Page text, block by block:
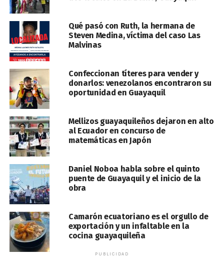
Qué pasó con Ruth, la hermana de
Steven Medina, víctima del caso Las
Malvinas
Confeccionan títeres para vender y
donarlos: venezolanos encontraron su
oportunidad en Guayaquil
Mellizos guayaquileños dejaron en alto
al Ecuador en concurso de
matemáticas en Japón
Daniel Noboa habla sobre el quinto
puente de Guayaquil y el inicio de la
obra
Camarón ecuatoriano es el orgullo de
exportación y un infaltable en la
cocina guayaquileña
PUBLICIDAD